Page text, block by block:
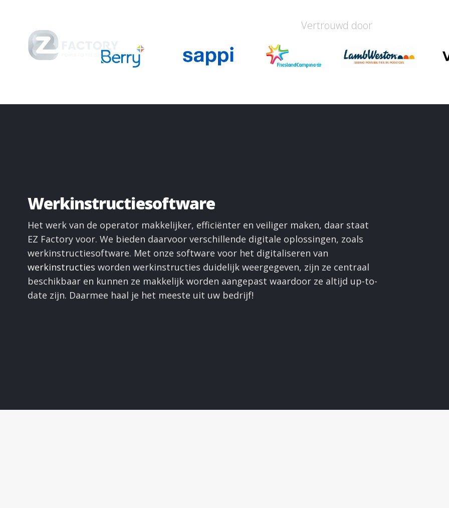
Trainingen
Vertrouwd door
Werkinstructiesoftware
Het werk van de operator makkelijker, efficiënter en veiliger maken, daar staat
EZ Factory voor. We bieden daarvoor verschillende digitale oplossingen, zoals
werkinstructiesoftware. Met onze software voor het digitaliseren van
werkinstructies worden werkinstructies duidelijk weergegeven, zijn ze centraal
beschikbaar en kunnen ze makkelijk worden aangepast waardoor ze altijd up-to-
date zijn. Daarmee haal je het meeste uit uw bedrijf!